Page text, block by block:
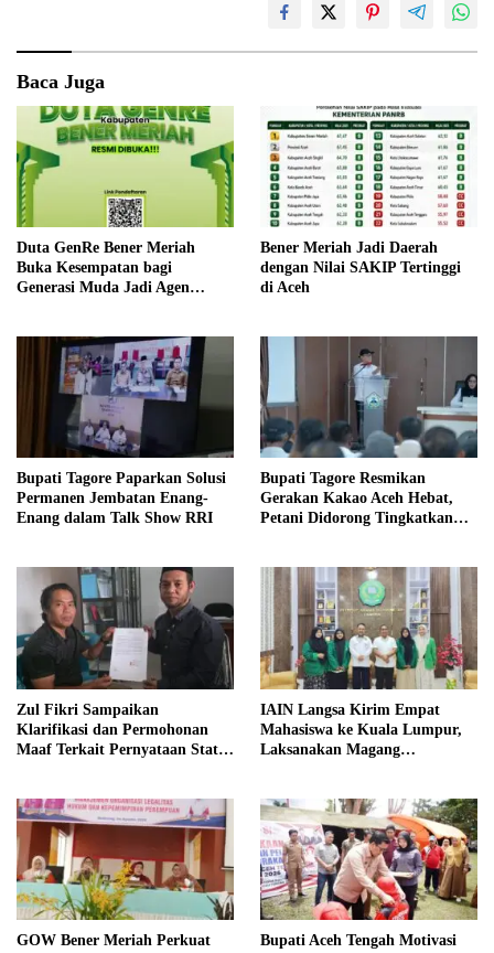
Baca Juga
Duta GenRe Bener Meriah
Buka Kesempatan bagi
Generasi Muda Jadi Agen
Bener Meriah Jadi Daerah
dengan Nilai SAKIP Tertinggi
di Aceh
Bupati Tagore Paparkan Solusi
Permanen Jembatan Enang-
Enang dalam Talk Show RRI
Bupati Tagore Resmikan
Gerakan Kakao Aceh Hebat,
Petani Didorong Tingkatkan
Zul Fikri Sampaikan
Klarifikasi dan Permohonan
Maaf Terkait Pernyataan Status
IAIN Langsa Kirim Empat
Mahasiswa ke Kuala Lumpur,
Laksanakan Magang
GOW Bener Meriah Perkuat
Bupati Aceh Tengah Motivasi